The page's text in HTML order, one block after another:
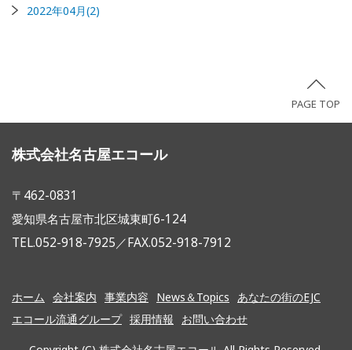
2022年04月(2)
PAGE TOP
株式会社名古屋エコール
〒462-0831
愛知県名古屋市北区城東町6-124
TEL.052-918-7925／FAX.052-918-7912
ホーム 会社案内 事業内容 News＆Topics あなたの街のEJC
エコール流通グループ 採用情報 お問い合わせ